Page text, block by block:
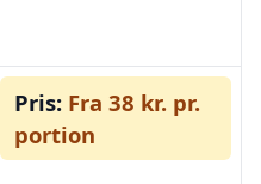
Pris: Fra 38 kr. pr.
portion